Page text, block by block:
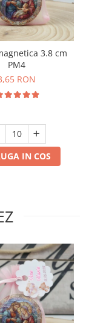
3.8 cm
PM4
RON
IN COS